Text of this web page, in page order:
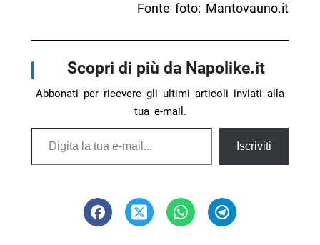
Fonte foto: Mantovauno.it
Scopri di più da Napolike.it
Abbonati per ricevere gli ultimi articoli inviati alla
tua e-mail.
Digita la tua e-mail...
Iscriviti